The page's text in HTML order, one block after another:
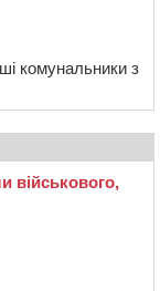
комунальники з
військового,